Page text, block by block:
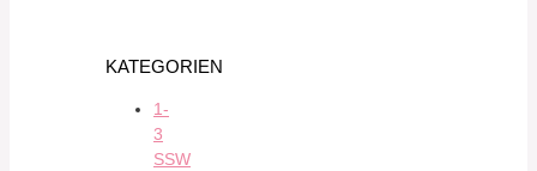
KATEGORIEN
1-
3
SSW